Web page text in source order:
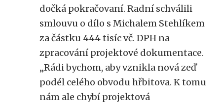
dočká pokračovaní. Radní schválili
smlouvu o dílo s Michalem Stehlíkem
za částku 444 tisíc vč. DPH na
zpracování projektové dokumentace.
„Rádi bychom, aby vznikla nová zeď
podél celého obvodu hřbitova. K tomu
nám ale chybí projektová